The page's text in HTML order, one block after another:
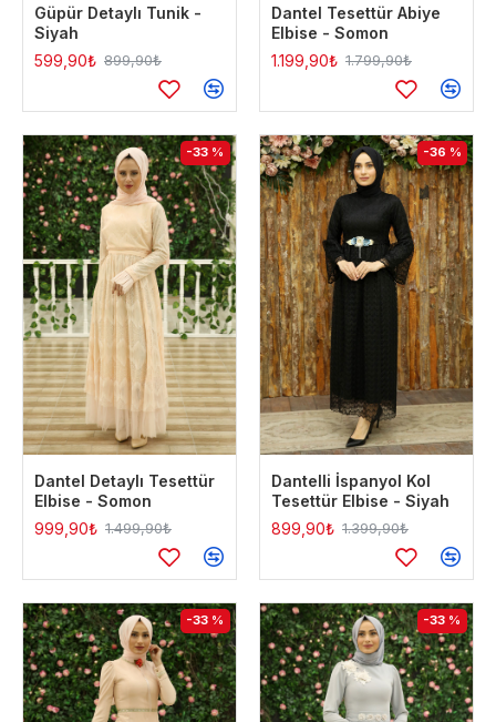
Güpür Detaylı Tunik -
Siyah
599,90₺ 899,90₺
Dantel Tesettür Abiye
Elbise - Somon
1.199,90₺ 1.799,90₺
-33 %
Dantel Detaylı Tesettür
Elbise - Somon
999,90₺ 1.499,90₺
-36 %
Dantelli İspanyol Kol
Tesettür Elbise - Siyah
899,90₺ 1.399,90₺
-33 % -33 %